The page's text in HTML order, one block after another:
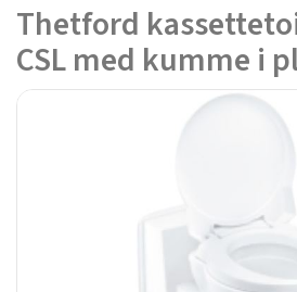
Thetford
CSL med kumme i